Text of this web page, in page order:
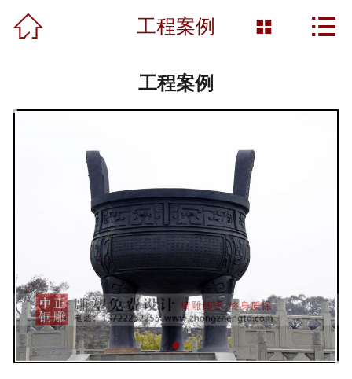
 首页
工程案例
雕塑知识
资质荣誉
营销网络
联系我们
 工程案例  
工程案例